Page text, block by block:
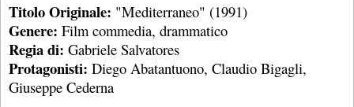
Titolo Originale: "Mediterraneo" (1991)
Genere: Film commedia, drammatico
Regia di: Gabriele Salvatores
Protagonisti: Diego Abatantuono, Claudio Bigagli,
Giuseppe Cederna